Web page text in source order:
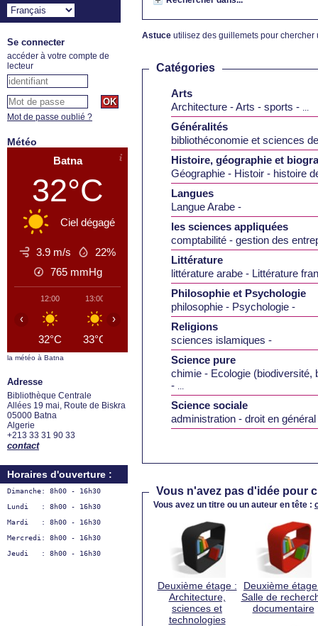
Astuce utilisez des guillemets pour
Catégories
Arts
Architecture
Arts sports ...
Généralités
bibliothéconomie et sciences
Histoire, géographie et
Géographie
Histoir
histoire
Langues
Langue Arabe
les sciences appliquées
comptabilité
gestion des
Littérature
littérature arabe
Littérature
Philosophie et Psychologie
philosophie
Psychologie
Religions
sciences islamiques
Science pure
chimie
Ecologie (biodiversité,
...
Science sociale
administration
droit en général
Vous n'avez pas d'idée pour
Vous avez un titre ou un auteur en tête :
Deuxième étage :
Architecture,
sciences et
technologies
Deuxième
Salle de
documentaire
Se connecter
accéder à votre compte de
lecteur
Mot de passe oublié ?
Météo
Batna
32°C
Ciel dégagé
3.9 m/s
22%
765 mmHg
12:00
32°C
13:00
33°C
15:00
34°C
16:00
34°C
17:00
34°C
‹ ›
la météo à Batna
Adresse
Bibliothèque Centrale
Allées 19 mai, Route de Biskra
05000 Batna
Algerie
+213 33 31 90 33
contact
Horaires d'ouverture :
Dimanche: 8h00 - 16h30
Lundi   : 8h00 - 16h30
Mardi   : 8h00 - 16h30
Mercredi: 8h00 - 16h30
Jeudi   : 8h00 - 16h30